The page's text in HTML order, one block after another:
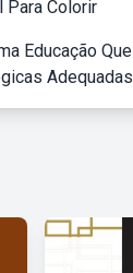
Para Colorir
Educação
Adequadas